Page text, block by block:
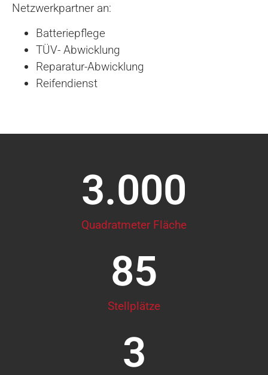
Netzwerkpartner an:
Batteriepflege
TÜV- Abwicklung
Reparatur-Abwicklung
Reifendienst
Quadratmeter Fläche
3.000
Stellplätze
85
3